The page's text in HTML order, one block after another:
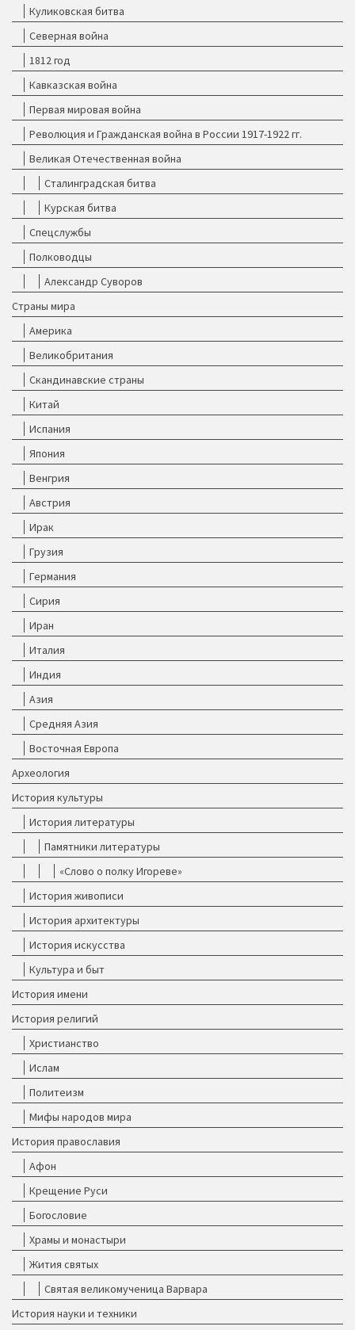
Куликовская битва
Северная война
1812 год
Кавказская война
Первая мировая война
Революция и Гражданская война в России 1917-1922 гг.
Великая Отечественная война
Сталинградская битва
Курская битва
Спецслужбы
Полководцы
Александр Суворов
Страны мира
Америка
Великобритания
Скандинавские страны
Китай
Испания
Япония
Венгрия
Австрия
Ирак
Грузия
Германия
Сирия
Иран
Италия
Индия
Азия
Средняя Азия
Восточная Европа
Археология
История культуры
История литературы
Памятники литературы
«Слово о полку Игореве»
История живописи
История архитектуры
История искусства
Культура и быт
История имени
История религий
Христианство
Ислам
Политеизм
Мифы народов мира
История православия
Афон
Крещение Руси
Богословие
Храмы и монастыри
Жития святых
Святая великомученица Варвара
История науки и техники